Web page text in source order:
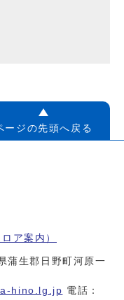
ージの先頭へ戻る
ア案内）
蒲生郡日野町河原一
hino.lg.jp 電話：